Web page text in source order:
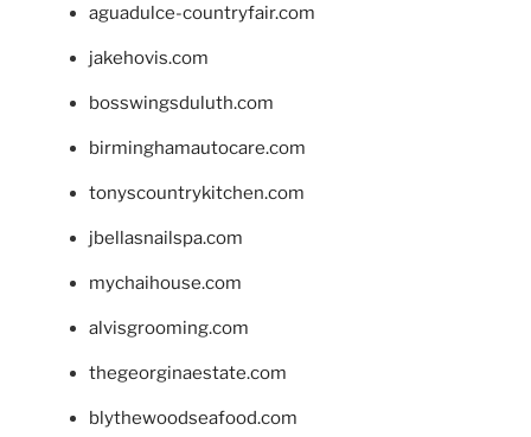
aguadulce-countryfair.com
jakehovis.com
bosswingsduluth.com
birminghamautocare.com
tonyscountrykitchen.com
jbellasnailspa.com
mychaihouse.com
alvisgrooming.com
thegeorginaestate.com
blythewoodseafood.com